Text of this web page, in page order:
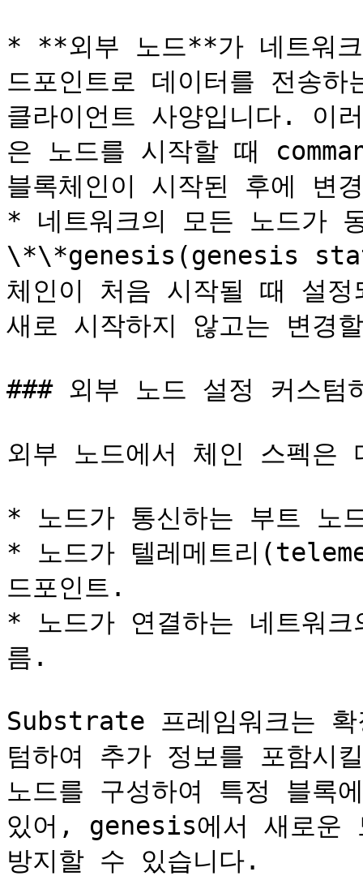
* **외부 노드**가 네트워
드포인트로 데이터를 전송
클라이언트 사양입니다. 이
은 노드를 시작할 때
블록체인이 시작된 후에 변
* 네트워크의 모든 노드가
\*\*genesis(genesis
체인이 처음 시작될 때 설
새로 시작하지 않고는 변경
### 외부 노드 설정 커스텀
외부 노드에서 체인 스펙은
* 노드가 통신하는 부트 노
* 노드가 텔레메트리
드포인트.
* 노드가 연결하는 네트워
름.
Substrate 프레임워크는
텀하여 추가 정보를 포함
노드를 구성하여 특정 블록
있어, genesis에서 새로운
방지할 수 있습니다.